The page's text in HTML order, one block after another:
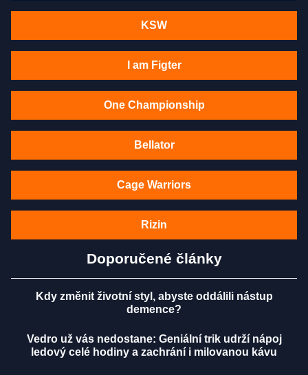
KSW
I am Figter
One Championship
Bellator
Cage Warriors
Rizin
Doporučené články
Kdy změnit životní styl, abyste oddálili nástup
demence?
Vedro už vás nedostane: Geniální trik udrží nápoj
ledový celé hodiny a zachrání i milovanou kávu